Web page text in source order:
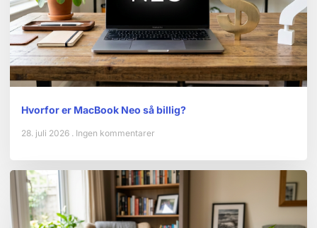
Hvorfor er MacBook Neo så billig?
28. juli 2026 Ingen kommentarer